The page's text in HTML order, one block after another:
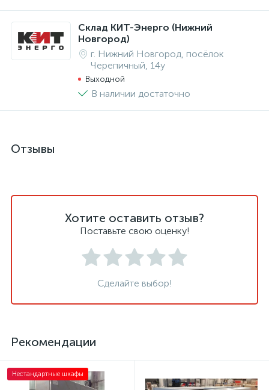
Склад КИТ-Энерго (Нижний
Новгород)
г. Нижний Новгород, посёлок
Черепичный, 14у
Выходной
В наличии достаточно
Отзывы
Хотите оставить отзыв?
Поставьте свою оценку!
Сделайте выбор!
Рекомендации
Нестандартные шкафы